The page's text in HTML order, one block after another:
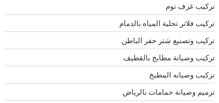
تركيب غرف نوم
تركيب فلاتر تحلية المياه بالدمام
تركيب وتصنيع شتر حفر الباطن
تركيب وصيانة مطابخ بالقطيف
تركيب وصيانه المطبخ
ترميم وصيانة حمامات بالرياض